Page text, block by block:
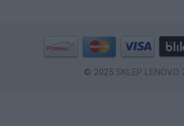
© 2025 SKLEP LENOVO